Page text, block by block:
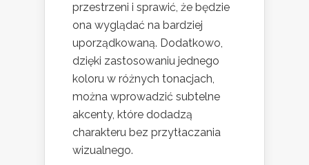
przestrzeni i sprawić, że będzie
ona wyglądać na bardziej
uporządkowaną. Dodatkowo,
dzięki zastosowaniu jednego
koloru w różnych tonacjach,
można wprowadzić subtelne
akcenty, które dodadzą
charakteru bez przytłaczania
wizualnego.